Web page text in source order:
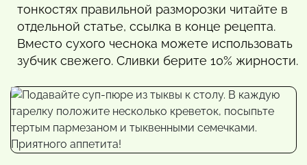
тонкостях правильной разморозки читайте в
отдельной статье, ссылка в конце рецепта.
Вместо сухого чеснока можете использовать
зубчик свежего. Сливки берите 10% жирности.